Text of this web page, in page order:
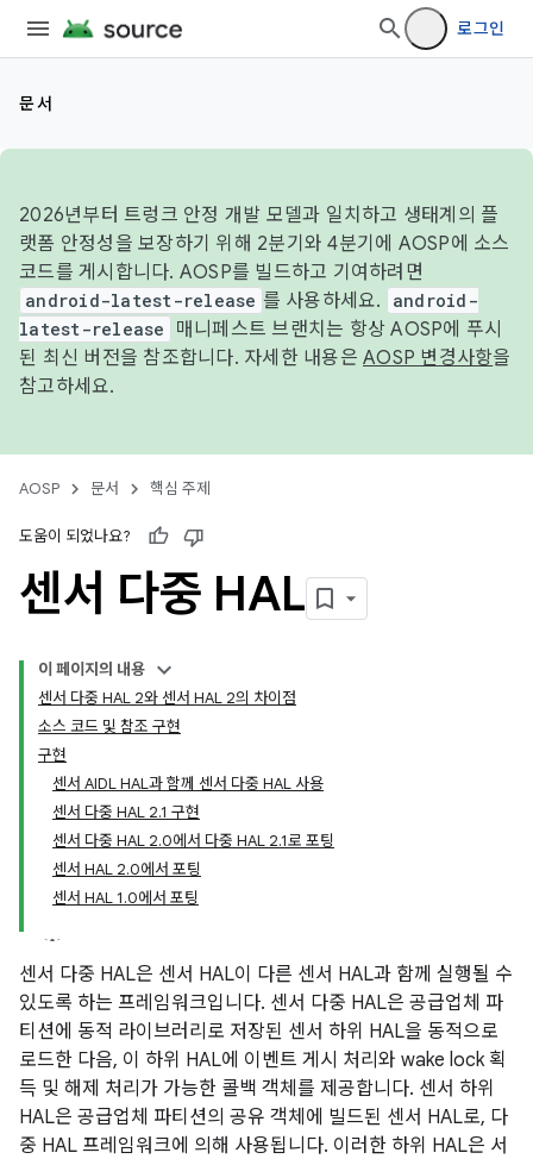
로그인
문서
2026년부터 트렁크 안정 개발 모델과 일치하고 생태계의 플
랫폼 안정성을 보장하기 위해 2분기와 4분기에 AOSP에 소스
코드를 게시합니다. AOSP를 빌드하고 기여하려면
android-latest-release 를 사용하세요.
android-
latest-release
매니페스트 브랜치는 항상 AOSP에 푸시
된 최신 버전을 참조합니다. 자세한 내용은 AOSP 변경사항을
참고하세요.
AOSP 문서 핵심 주제
도움이 되었나요?
센서 다중 HAL
이 페이지의 내용
센서 다중 HAL 2와 센서 HAL 2의 차이점
소스 코드 및 참조 구현
구현
센서 AIDL HAL과 함께 센서 다중 HAL 사용
센서 다중 HAL 2.1 구현
센서 다중 HAL 2.0에서 다중 HAL 2.1로 포팅
센서 HAL 2.0에서 포팅
센서 HAL 1.0에서 포팅
센서 다중 HAL은 센서 HAL이 다른 센서 HAL과 함께 실행될 수
있도록 하는 프레임워크입니다. 센서 다중 HAL은 공급업체 파
티션에 동적 라이브러리로 저장된 센서 하위 HAL을 동적으로
로드한 다음, 이 하위 HAL에 이벤트 게시 처리와 wake lock 획
득 및 해제 처리가 가능한 콜백 객체를 제공합니다. 센서 하위
HAL은 공급업체 파티션의 공유 객체에 빌드된 센서 HAL로, 다
중 HAL 프레임워크에 의해 사용됩니다. 이러한 하위 HAL은 서